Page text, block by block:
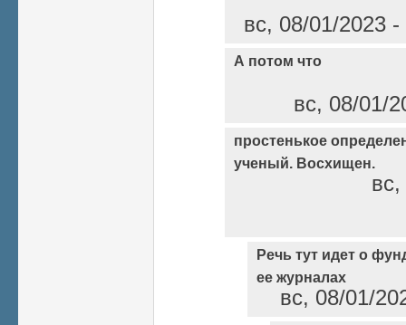
вс, 08/01/2023
А потом что
вс, 08/01/
простенькое
ученый. Восхищен.
Речь тут идет о
ее журналах
вс, 08/01/